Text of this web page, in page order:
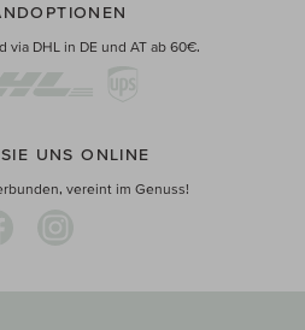
via DHL in DE und AT ab 60€.
UNS ONLINE
vereint im Genuss!